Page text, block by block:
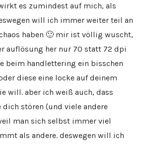
es zumindest auf mich, als
will ich immer weiter teil an
haben 🙂 mir ist völlig wuscht,
auflösung her nur 70 statt 72 dpi
beim handlettering ein bisschen
diese eine locke auf deinem
will. aber ich weiß auch, dass
stören (und viele andere
man sich selbst immer viel
als andere. deswegen will ich